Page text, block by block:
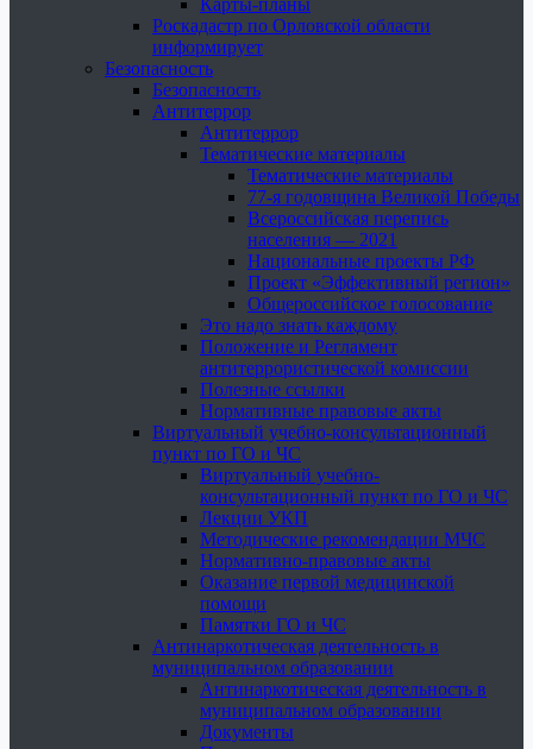
Карты-планы
Роскадастр по Орловской области
информирует
Безопасность
Безопасность
Антитеррор
Антитеррор
Тематические материалы
Тематические материалы
77-я годовщина Великой Победы
Всероссийская перепись
населения — 2021
Национальные проекты РФ
Проект «Эффективный регион»
Общероссийское голосование
Это надо знать каждому
Положение и Регламент
антитеррористической комиссии
Полезные ссылки
Нормативные правовые акты
Виртуальный учебно-консультационный
пункт по ГО и ЧС
Виртуальный учебно-
консультационный пункт по ГО и ЧС
Лекции УКП
Методические рекомендации МЧС
Нормативно-правовые акты
Оказание первой медицинской
помощи
Памятки ГО и ЧС
Антинаркотическая деятельность в
муниципальном образовании
Антинаркотическая деятельность в
муниципальном образовании
Документы